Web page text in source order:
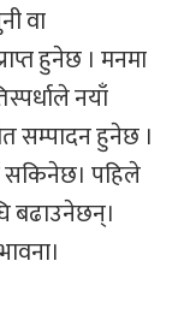
वा
हुनेछ । मनमा
नयाँ
सम्पादन हुनेछ ।
सकिनेछ। पहिले
बढाउनेछन्।